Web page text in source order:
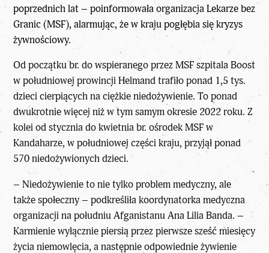
poprzednich lat – poinformowała organizacja Lekarze bez
Granic (MSF), alarmując, że w kraju pogłębia się kryzys
żywnościowy.
Od początku br. do wspieranego przez MSF szpitala Boost
w południowej prowincji Helmand trafiło ponad 1,5 tys.
dzieci cierpiących na ciężkie niedożywienie. To ponad
dwukrotnie więcej niż w tym samym okresie 2022 roku. Z
kolei od stycznia do kwietnia br. ośrodek MSF w
Kandaharze, w południowej części kraju, przyjął ponad
570 niedożywionych dzieci.
– Niedożywienie to nie tylko problem medyczny, ale
także społeczny – podkreśliła koordynatorka medyczna
organizacji na południuAfganistanuAna Lilia Banda. –
Karmienie wyłącznie piersią przez pierwsze sześć miesięcy
życia niemowlęcia, a następnie odpowiednie żywienie